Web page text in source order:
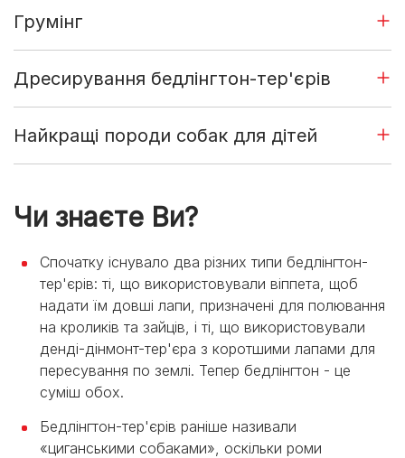
Грумінг
Дресирування бедлінгтон-тер'єрів
Найкращі породи собак для дітей
Чи знаєте Ви?
Спочатку існувало два різних типи бедлінгтон-
тер'єрів: ті, що використовували віппета, щоб
надати їм довші лапи, призначені для полювання
на кроликів та зайців, і ті, що використовували
денді-дінмонт-тер'єра з коротшими лапами для
пересування по землі. Тепер бедлінгтон - це
суміш обох.
Бедлінгтон-тер'єрів раніше називали
«циганськими собаками», оскільки роми